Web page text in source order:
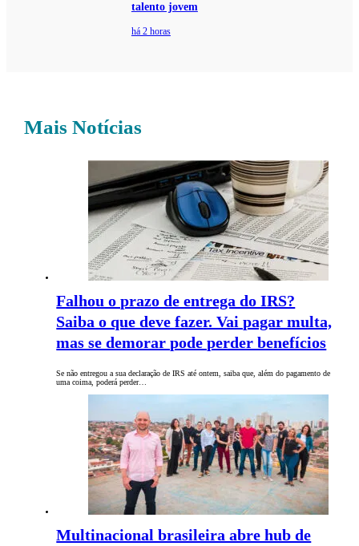
talento jovem
há 2 horas
Mais Notícias
Falhou o prazo de entrega do IRS?
Saiba o que deve fazer. Vai pagar multa,
mas se demorar pode perder benefícios
Se não entregou a sua declaração de IRS até ontem, saiba que, além do pagamento de
uma coima, poderá perder…
Multinacional brasileira abre hub de